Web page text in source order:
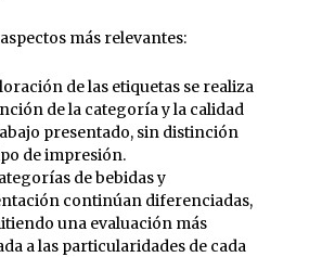
más relevantes:
de las etiquetas se realiza
de la categoría y la calidad
presentado, sin distinción
de impresión.
de bebidas y
continúan diferenciadas,
una evaluación más
a las particularidades de cada